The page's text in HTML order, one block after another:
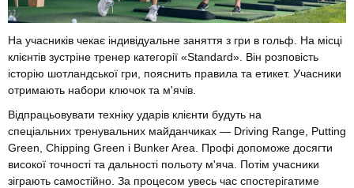
На учасників чекає індивідуальне заняття з гри в гольф. На місці
клієнтів зустріне тренер категорії «Standard». Він розповість
історію шотландської гри, пояснить правила та етикет. Учасники
отримають набори ключок та м'ячів.
Відпрацьовувати техніку ударів клієнти будуть на
спеціальних тренувальних майданчиках — Driving Range, Putting
Green, Chipping Green і Bunker Area. Профі допоможе досягти
високої точності та дальності польоту м'яча. Потім учасники
зіграють самостійно. За процесом увесь час спостерігатиме